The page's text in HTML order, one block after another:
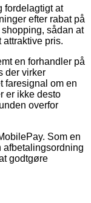
fordelagtigt at
efter rabat på
sådan at
attraktive pris.
en forhandler på
der virker
faresignal om en
er ikke desto
overfor
Som en
afbetalingsordning
godtgøre